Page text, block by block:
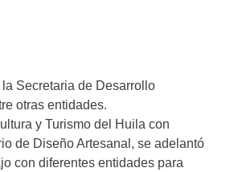
Secretaria de Desarrollo
otras entidades.
y Turismo del Huila con
de Diseño Artesanal, se adelantó
con diferentes entidades para